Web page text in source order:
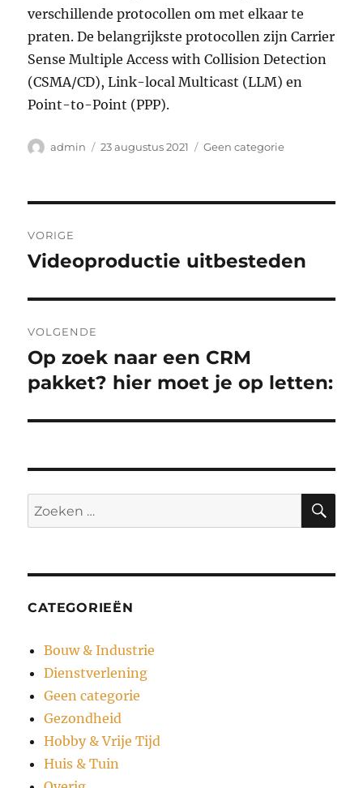
verschillende protocollen om met elkaar te
praten. De belangrijkste protocollen zijn Carrier
Sense Multiple Access with Collision Detection
(CSMA/CD), Link-local Multicast (LLM) en
Point-to-Point (PPP).
Auteur
admin
Geplaatst
23 augustus 2021 Categorieën
Geen categorie
navigatie
VORIGE
Vorig
Videoproductie uitbesteden
VOLGENDE
Volgend
bericht:
Op zoek naar een CRM
pakket? hier moet je op letten:
Zoeken
naar:
CATEGORIEËN
Bouw & Industrie
Dienstverlening
Geen categorie
Gezondheid
Hobby & Vrije Tijd
Huis & Tuin